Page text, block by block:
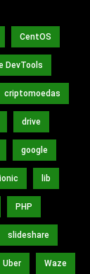
CentOS
DevTools
criptomoedas
drive
google
ionic lib
PHP
slideshare
Uber Waze